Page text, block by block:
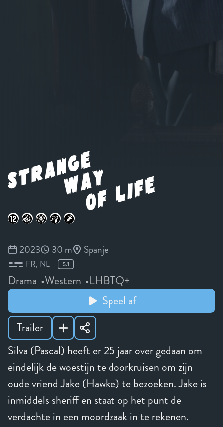
Silva (Pascal) heeft er 25 jaar over gedaan om
eindelijk de woestijn te doorkruisen om zijn
oude vriend Jake (Hawke) te bezoeken. Jake is
inmiddels sheriff en staat op het punt de
verdachte in een moordzaak in te rekenen.
2023 30 m Spanje
FR NL
Drama Western
LHBTQ+
Speel af
Trailer